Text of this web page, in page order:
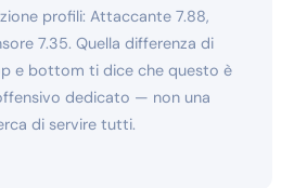
profili: Attaccante 7.88,
7.35. Quella differenza di
e bottom ti dice che questo è
dedicato — non una
di servire tutti.